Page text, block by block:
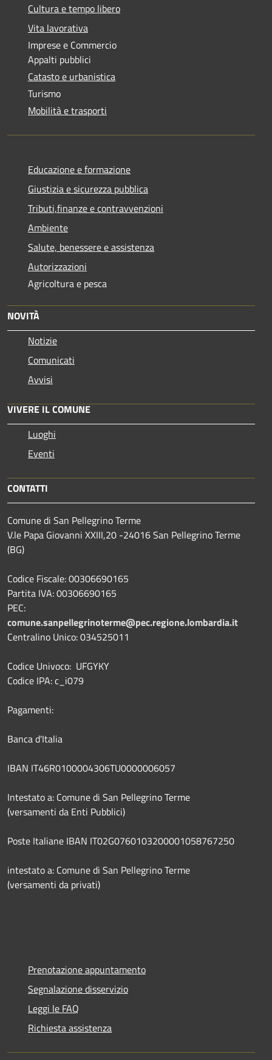
Cultura e tempo libero
Vita lavorativa
Imprese e Commercio
Appalti pubblici
Catasto e urbanistica
Turismo
Mobilità e trasporti
Educazione e formazione
Giustizia e sicurezza pubblica
Tributi,finanze e contravvenzioni
Ambiente
Salute, benessere e assistenza
Autorizzazioni
Agricoltura e pesca
NOVITÀ
Notizie
Comunicati
Avvisi
VIVERE IL COMUNE
Luoghi
Eventi
CONTATTI
Comune di San Pellegrino Terme
V.le Papa Giovanni XXIII,20 -24016 San Pellegrino Terme
(BG)
Codice Fiscale: 00306690165
Partita IVA: 00306690165
PEC:
comune.sanpellegrinoterme@pec.regione.lombardia.it
Centralino Unico: 034525011
Codice Univoco: UFGYKY
Codice IPA: c_i079
Pagamenti:
Banca d'Italia
IBAN IT46R0100004306TU0000006057
Intestato a: Comune di San Pellegrino Terme
(versamenti da Enti Pubblici)
Poste Italiane IBAN IT02G0760103200001058767250
intestato a: Comune di San Pellegrino Terme
(versamenti da privati)
Prenotazione appuntamento
Segnalazione disservizio
Leggi le FAQ
Richiesta assistenza